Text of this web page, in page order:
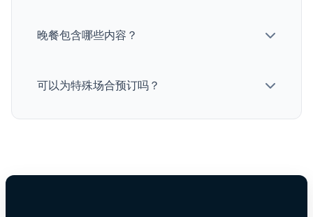
晚餐包含哪些内容？
可以为特殊场合预订吗？